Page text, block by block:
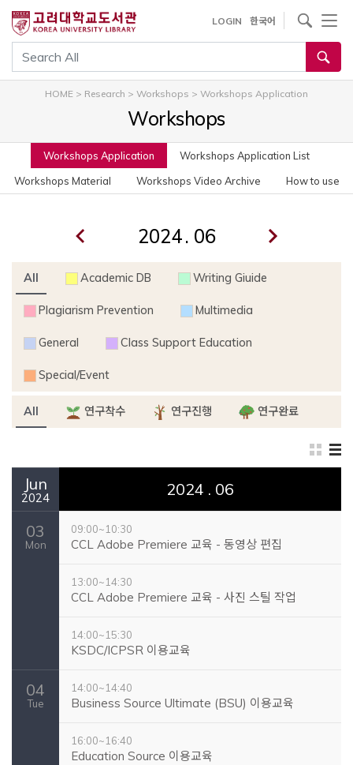
통합검색
LOGIN 한국어
사이트내 검색
HOME > Research > Workshops > Workshops Application
Workshops
Workshops Application
Workshops Application List
Workshops Material
Workshops Video Archive How to use
.
All Academic DB Writing Giuide
Plagiarism Prevention Multimedia
General Class Support Education
Special/Event
All 연구착수 연구진행 연구완료
Jun
2024 2024 . 06
03
Mon
09:00~10:30
CCL Adobe Premiere 교육 - 동영상 편집
13:00~14:30
CCL Adobe Premiere 교육 - 사진 스틸 작업
14:00~15:30
KSDC/ICPSR 이용교육
04
Tue
14:00~14:40
Business Source Ultimate (BSU) 이용교육
16:00~16:40
Education Source 이용교육